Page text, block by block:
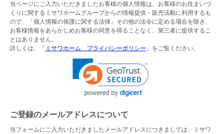
当ページにご入力いただきましたお客様の個人情報は、お客様のお住まいづ
くりに関するミサワホームグループからの情報提供・販売活動に利用するも
ので、「個人情報の保護に関する法律」その他の法令に定める場合を除き、
お客様情報をあらかじめお客様の同意を得ることなく、第三者に提供するこ
とはありません。
詳しくは、「 ミサワホーム プライバシーポリシー 」をご覧ください。
ご登録のメールアドレスについて
当フォームにご入力いただきましたメールアドレスにつきましては、ミサワ